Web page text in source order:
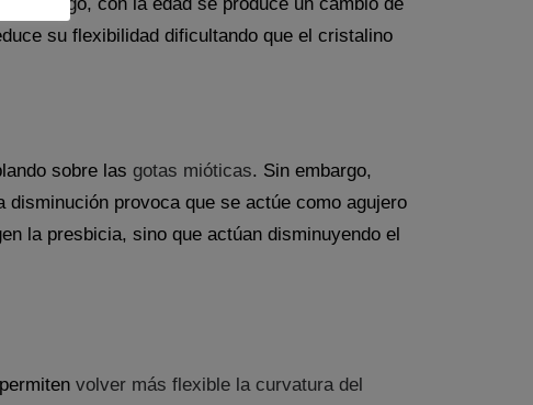
su flexibilidad dificultando que el cristalino
sobre las gotas mióticas. Sin embargo,
provoca que se actúe como agujero
la presbicia, sino que actúan disminuyendo el
volver más flexible la curvatura del